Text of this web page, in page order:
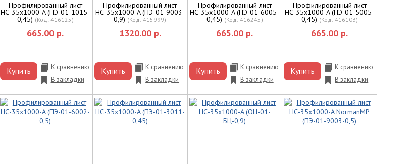
Профилированный лист
НС-35x1000-A (ПЭ-01-1015-
0,45) (Код: 416125)
665.00 р.
Купить
К сравнению
В закладки
Профилированный лист
НС-35x1000-A (ПЭ-01-9003-
0,9) (Код:415999)
1320.00 р.
Купить
К сравнению
В закладки
Профилированный лист
НС-35x1000-A (ПЭ-01-6005-
0,45) (Код: 416245)
665.00 р.
Купить
К сравнению
В закладки
Профилированный лист
НС-35x1000-A (ПЭ-01-5005-
0,45) (Код: 416103)
665.00 р.
Купить
К сравнению
В закладки